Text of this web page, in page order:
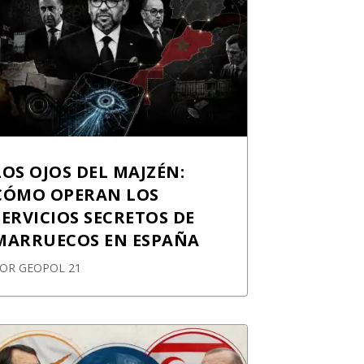
OJOS DEL MAJZÉN:
OPERAN LOS
SECRETOS DE
EN ESPAÑA
GEOPOL 21